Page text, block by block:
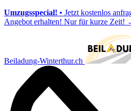
Umzugsspecial! • Jetzt kostenlos
Angebot erhalten! Nur für kurze Zeit!
Beiladung-Winterthur.ch